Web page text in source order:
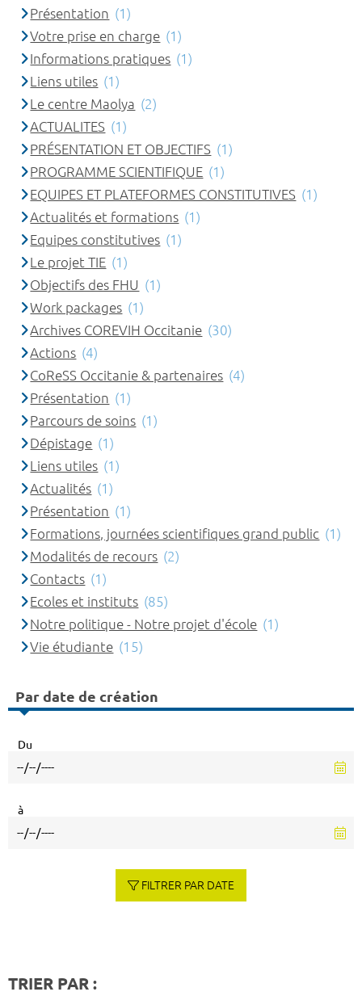
Présentation (1)
Votre prise en charge (1)
Informations pratiques (1)
Liens utiles (1)
Le centre Maolya (2)
ACTUALITES (1)
PRÉSENTATION ET OBJECTIFS (1)
PROGRAMME SCIENTIFIQUE (1)
EQUIPES ET PLATEFORMES CONSTITUTIVES (1)
Actualités et formations (1)
Equipes constitutives (1)
Le projet TIE (1)
Objectifs des FHU (1)
Work packages (1)
Archives COREVIH Occitanie (30)
Actions (4)
CoReSS Occitanie & partenaires (4)
Présentation (1)
Parcours de soins (1)
Dépistage (1)
Liens utiles (1)
Actualités (1)
Présentation (1)
Formations, journées scientifiques grand public (1)
Modalités de recours (2)
Contacts (1)
Ecoles et instituts (85)
Notre politique - Notre projet d'école (1)
Vie étudiante (15)
Par date de création
Du
à
FILTRER PAR DATE
TRIER PAR :